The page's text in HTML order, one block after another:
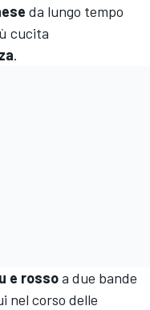
da lungo tempo
cucita
.
e rossoa due bande
nel corso delle